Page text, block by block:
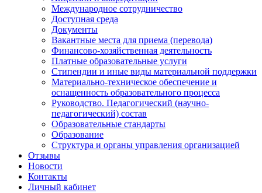
Международное сотрудничество
Доступная среда
Документы
Вакантные места для приема (перевода)
Финансово-хозяйственная деятельность
Платные образовательные услуги
Стипендии и иные виды материальной поддержки
Материально-техническое обеспечение и
оснащенность образовательного процесса
Руководство. Педагогический (научно-
педагогический) состав
Образовательные стандарты
Образование
Структура и органы управления организацией
Отзывы
Новости
Контакты
Личный кабинет